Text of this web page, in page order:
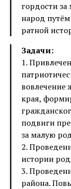
гордости
народ
ратной
Задачи:
1.
вовлечение
края,
подвиги
за малую
2.
истории
3.
района.